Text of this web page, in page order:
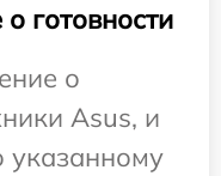
готовности
о
Asus, и
указанному